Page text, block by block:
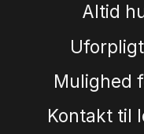
Altid
Mulighed
Kontakt til